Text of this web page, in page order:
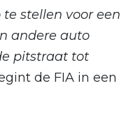
stellen voor een
andere auto
pitstraat tot
de FIA in een